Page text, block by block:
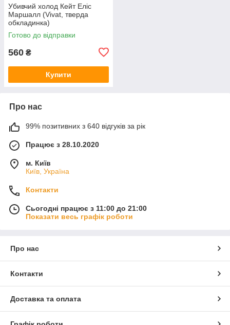
Убивчий холод Кейт Еліс
Маршалл (Vivat, тверда
обкладинка)
Готово до відправки
560 ₴
Купити
Про нас
99% позитивних з 640 відгуків за рік
Працює з 28.10.2020
м. Київ
Київ, Україна
Контакти
Сьогодні працює з 11:00 до 21:00
Показати весь графік роботи
Про нас
Контакти
Доставка та оплата